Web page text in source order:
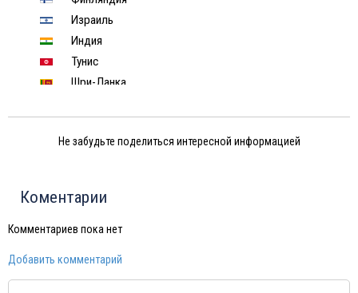
Израиль
Индия
Тунис
Шри-Ланка
Россия
Мексика
Куба
Не забудьте поделиться интересной информацией
Коментарии
Комментариев пока нет
Добавить комментарий